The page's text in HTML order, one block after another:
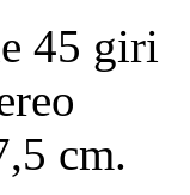
45 giri
cm.